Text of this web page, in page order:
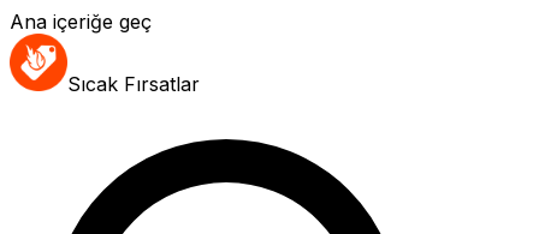
Ana içeriğe geç
Sıcak Fırsatlar